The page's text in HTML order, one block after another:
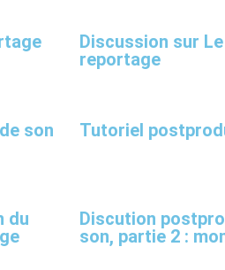
Discussion sur
reportage
son
Tutoriel
du
Discution
son, partie 2 :